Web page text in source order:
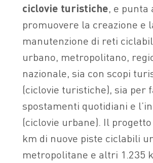
ciclovie turistiche, e punta
promuovere la creazione e
manutenzione di reti
urbano, metropolitano,
nazionale, sia con scopi
(ciclovie turistiche), sia per
spostamenti quotidiani e
(ciclovie urbane). Il
km di nuove piste ciclabili
metropolitane e altri 1.235